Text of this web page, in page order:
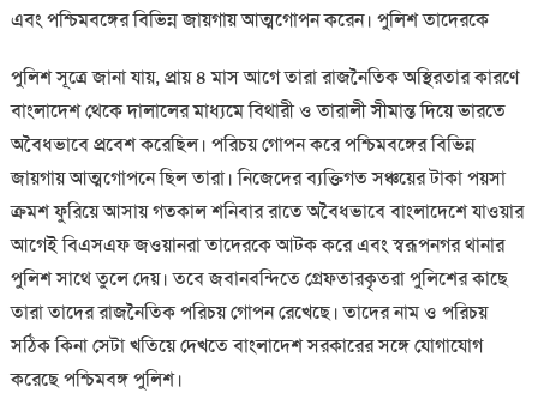
এবং পশ্চিমবঙ্গের বিভিন্ন জায়গায় আত্মগোপন করেন। পুলিশ তাদেরকে
পুলিশ সূত্রে জানা যায়, প্রায় ৪ মাস আগে তারা রাজনৈতিক অস্থিরতার কারণে
বাংলাদেশ থেকে দালালের মাধ্যমে বিথারী ও তারালী সীমান্ত দিয়ে ভারতে
অবৈধভাবে প্রবেশ করেছিল। পরিচয় গোপন করে পশ্চিমবঙ্গের বিভিন্ন
জায়গায় আত্মগোপনে ছিল তারা। নিজেদের ব্যক্তিগত সঞ্চয়ের টাকা পয়সা
ক্রমশ ফুরিয়ে আসায় গতকাল শনিবার রাতে অবৈধভাবে বাংলাদেশে যাওয়ার
আগেই বিএসএফ জওয়ানরা তাদেরকে আটক করে এবং স্বরূপনগর থানার
পুলিশ সাথে তুলে দেয়। তবে জবানবন্দিতে গ্রেফতারকৃতরা পুলিশের কাছে
তারা তাদের রাজনৈতিক পরিচয় গোপন রেখেছে। তাদের নাম ও পরিচয়
সঠিক কিনা সেটা খতিয়ে দেখতে বাংলাদেশ সরকারের সঙ্গে যোগাযোগ
করেছে পশ্চিমবঙ্গ পুলিশ।